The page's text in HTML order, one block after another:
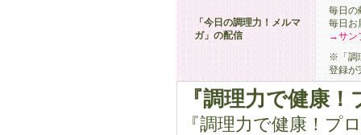
「今日の調理力！メルマ
ガ」の配信
毎日の
毎日お
→サン
※「調
登録が
『調理力で健康
『調理力で健康！プ